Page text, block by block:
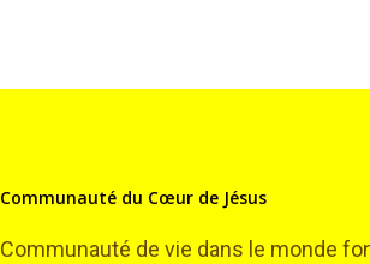
Communauté du Cœur de Jésus
Communauté de vie dans le monde